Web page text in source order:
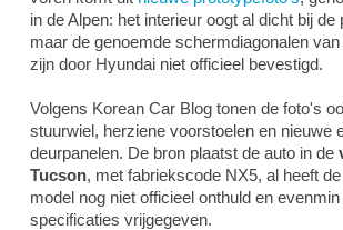
in de Alpen: het interieur oogt al dicht bij de
maar de genoemde schermdiagonalen
zijn door Hyundai niet officieel bevestigd.
Volgens Korean Car Blog tonen de foto's
stuurwiel, herziene voorstoelen en nieuwe
deurpanelen. De bron plaatst de auto in de
Tucson, met fabriekscode NX5, al heeft
model nog niet officieel onthuld en
specificaties vrijgegeven.